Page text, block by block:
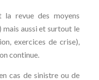
la revue des moyens
mais aussi et surtout le
exercices de crise),
continue.
cas de sinistre ou de